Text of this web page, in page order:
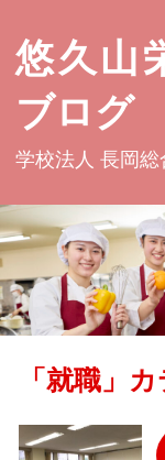
悠久山
ブログ
学校法人 長岡総
「就職」